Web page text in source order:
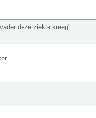
deze ziekte kreeg"